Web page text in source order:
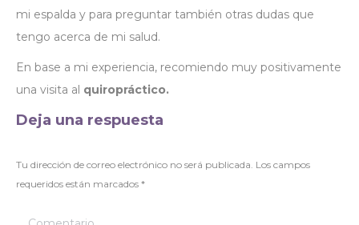
mi espalda y para preguntar también otras dudas que
tengo acerca de mi salud.
En base a mi experiencia, recomiendo muy positivamente
una visita al quiropráctico.
Deja una respuesta
Tu dirección de correo electrónico no será publicada. Los campos
requeridos están marcados *
Comentario